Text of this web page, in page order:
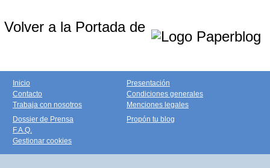
Volver a la Portada de
Inicio
Contacto
Trabaja con nosotros
Presentación
Condiciones generales
Menciones legales
Dossier de Prensa
F.A.Q.
Gestionar cookies
Propón tu blog